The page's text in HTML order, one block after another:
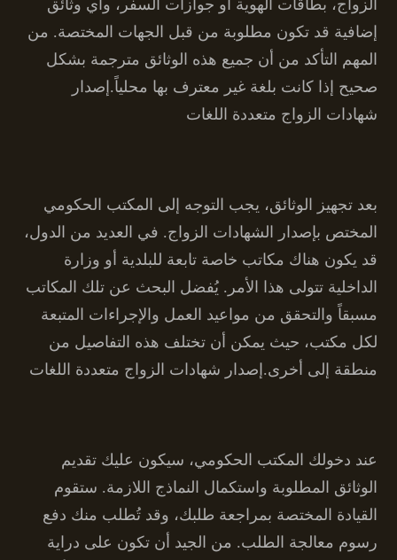
الزواج، بطاقات الهوية أو جوازات السفر، وأي وثائق
إضافية قد تكون مطلوبة من قبل الجهات المختصة. من
المهم التأكد من أن جميع هذه الوثائق مترجمة بشكل
صحيح إذا كانت بلغة غير معترف بها محلياً.إصدار
شهادات الزواج متعددة اللغات
بعد تجهيز الوثائق، يجب التوجه إلى المكتب الحكومي
المختص بإصدار الشهادات الزواج. في العديد من الدول،
قد يكون هناك مكاتب خاصة تابعة للبلدية أو وزارة
الداخلية تتولى هذا الأمر. يُفضل البحث عن تلك المكاتب
مسبقاً والتحقق من مواعيد العمل والإجراءات المتبعة
لكل مكتب، حيث يمكن أن تختلف هذه التفاصيل من
منطقة إلى أخرى.إصدار شهادات الزواج متعددة اللغات
عند دخولك المكتب الحكومي، سيكون عليك تقديم
الوثائق المطلوبة واستكمال النماذج اللازمة. ستقوم
القيادة المختصة بمراجعة طلبك، وقد تُطلب منك دفع
رسوم معالجة الطلب. من الجيد أن تكون على دراية